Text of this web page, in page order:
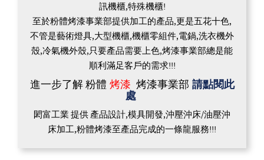
訊機櫃,特殊機櫃!
至於粉體烤漆事業部提供加工的產品,更是五花十色,
不管是藝術燈具,大型機櫃,機櫃零組件,電鍋,洗衣機外
殼,冷氣機外殼,只要產品需要上色,烤漆事業部總是能
順利滿足客戶的需求!!!
進一步了解 粉體 烤漆 烤漆事業部 請點閱此
處
閎富工業 提供 產品設計,模具開發,沖壓沖床/油壓沖
床加工,粉體烤漆至產品完成的一條龍服務!!!